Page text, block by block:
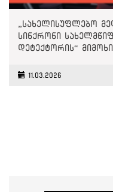
„სახელისუფლებო
სინქრონი
დეტექტორის“
11.03.2026